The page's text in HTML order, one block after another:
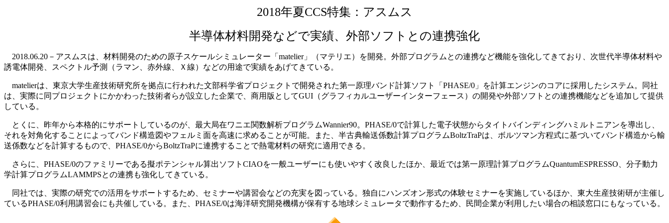
2018年夏CCS特集：アスムス
半導体材料開発などで実績、外部ソフトとの連携強化
2018.06.20－アスムスは、材料開発のための原子スケールシミュレーター「matelier」（マテリエ）を開発。外部プログラムとの連携など機能を強化してきており、次世代半導体材料や
誘電体開発、スペクトル予測（ラマン、赤外線、Ｘ線）などの用途で実績をあげてきている。
matelierは、東京大学生産技術研究所を拠点に行われた文部科学省プロジェクトで開発された第一原理バンド計算ソフト「PHASE/0」を計算エンジンのコアに採用したシステム。同社
は、実際に同プロジェクトにかかわった技術者らが設立した企業で、商用版としてGUI（グラフィカルユーザーインターフェース）の開発や外部ソフトとの連携機能などを追加して提供
している。
とくに、昨年から本格的にサポートしているのが、最大局在ワニエ関数解析プログラムWannier90。PHASE/0で計算した電子状態からタイトバインディングハミルトニアンを導出し、
それを対角化することによってバンド構造図やフェルミ面を高速に求めることが可能。また、半古典輸送係数計算プログラムBoltzTraPは、ボルツマン方程式に基づいてバンド構造から輸
送係数などを計算するもので、PHASE/0からBoltzTraPに連携することで熱電材料の研究に適用できる。
さらに、PHASE/0のファミリーである擬ポテンシャル算出ソフトCIAOを一般ユーザーにも使いやすく改良したほか、最近では第一原理計算プログラムQuantumESPRESSO、分子動力
学計算プログラムLAMMPSとの連携も強化してきている。
同社では、実際の研究での活用をサポートするため、セミナーや講習会などの充実を図っている。独自にハンズオン形式の体験セミナーを実施しているほか、東大生産技術研が主催し
ているPHASE/0利用講習会にも共催している。また、PHASE/0は海洋研究開発機構が保有する地球シミュレータで動作するため、民間企業が利用したい場合の相談窓口にもなっている。